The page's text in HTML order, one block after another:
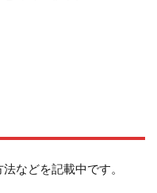
などを記載中です。